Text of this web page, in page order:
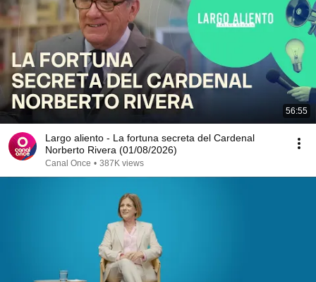
56:55
Largo aliento - La fortuna secreta del Cardenal
Norberto Rivera (01/08/2026)
Canal Once • 387K views